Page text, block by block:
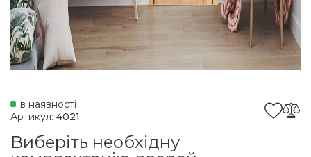
в наявності
Артикул: 4021
Виберіть необхідну